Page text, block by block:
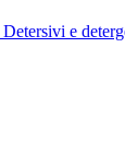
Detersivi e